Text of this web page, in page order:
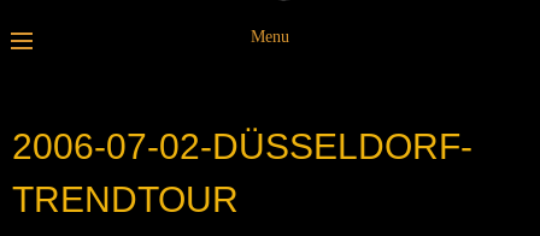
Menu
2006-07-02-DÜSSELDORF-
TRENDTOUR